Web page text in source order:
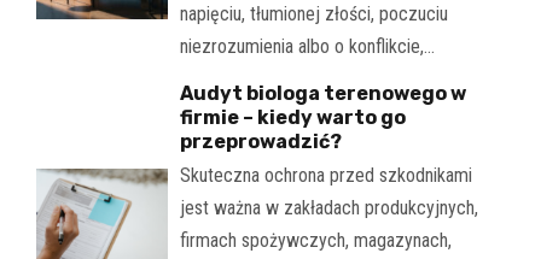
napięciu, tłumionej złości, poczuciu
niezrozumienia albo o konflikcie,…
Audyt biologa terenowego w
firmie – kiedy warto go
przeprowadzić?
Skuteczna ochrona przed szkodnikami
jest ważna w zakładach produkcyjnych,
firmach spożywczych, magazynach,